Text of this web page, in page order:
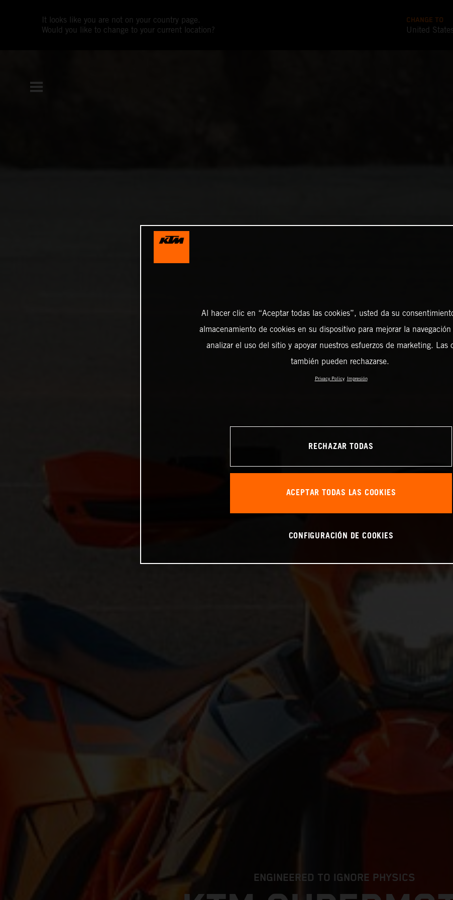
It looks like you are not on your country page.
Would you like to change to your current location?
CHANGE TO
United States
ENGINEERED TO IGNORE PHYSICS
Al hacer clic en “Aceptar todas las cookies”, usted da su
almacenamiento de cookies en su dispositivo para mejorar la
analizar el uso del sitio y apoyar nuestros esfuerzos de marketing. Las
también pueden rechazarse.
Privacy Policy Impresión
RECHAZAR TODAS
ACEPTAR TODAS LAS COOKIES
CONFIGURACIÓN DE COOKIES